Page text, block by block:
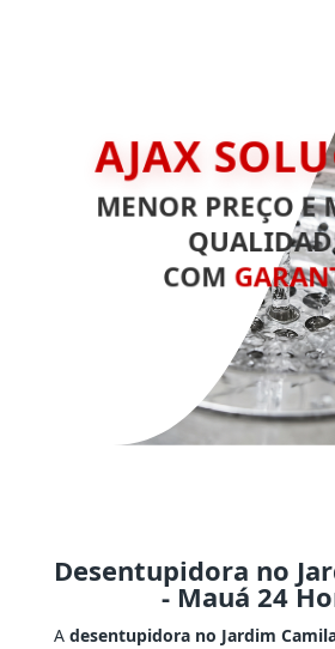
AJAX
MENOR PREÇO
COM
Desentupidora no
- Mauá 24
A desentupidora no Jardim